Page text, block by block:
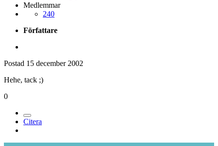
Medlemmar
240
Författare
Postad 15 december 2002
Hehe, tack ;)
0
Citera